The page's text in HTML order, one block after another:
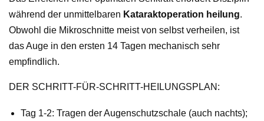
während der unmittelbaren Kataraktoperation heilung.
Obwohl die Mikroschnitte meist von selbst verheilen, ist
das Auge in den ersten 14 Tagen mechanisch sehr
empfindlich.
DER SCHRITT-FÜR-SCHRITT-HEILUNGSPLAN:
Tag 1-2: Tragen der Augenschutzschale (auch nachts);